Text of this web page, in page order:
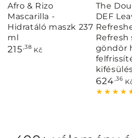
Afro & Rizo
Mascarilla -
Hidratáló maszk 237
ml
Normál
215,38 Kč
The
DEF
Refresh
göndör
Normál
ár
624,36